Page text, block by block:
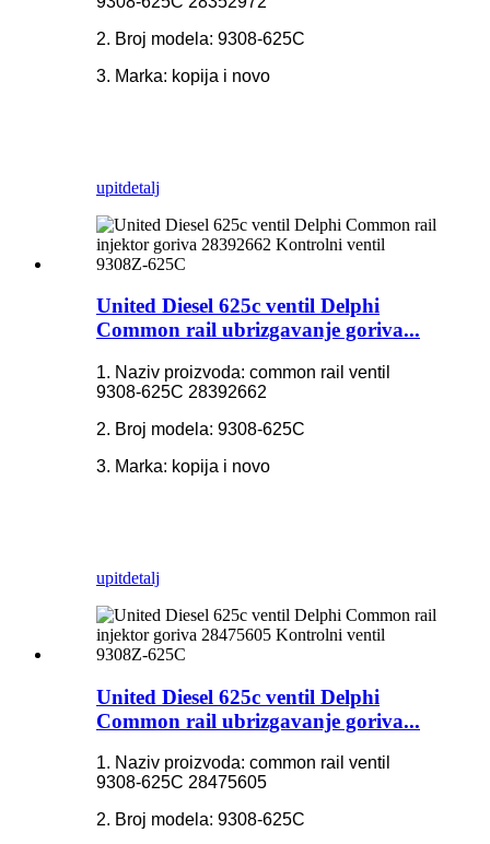
2. Broj modela: 9308-625C
3. Marka: kopija i novo
upitdetalj
United Diesel 625c ventil Delphi
Common rail ubrizgavanje goriva...
1. Naziv proizvoda: common rail ventil
9308-625C 28392662
2. Broj modela: 9308-625C
3. Marka: kopija i novo
upitdetalj
United Diesel 625c ventil Delphi
Common rail ubrizgavanje goriva...
1. Naziv proizvoda: common rail ventil
9308-625C 28475605
2. Broj modela: 9308-625C